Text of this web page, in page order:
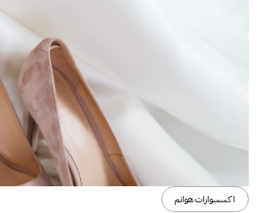
اكسسوارات هوانم